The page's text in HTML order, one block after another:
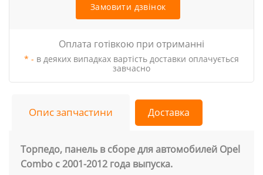
Замовити дзвінок
Оплата готівкою при отриманні
* - в деяких випадках вартість доставки оплачується
завчасно
Опис запчастини Доставка
Торпедо, панель в сборе для автомобилей Opel
Combo с 2001-2012 года выпуска.